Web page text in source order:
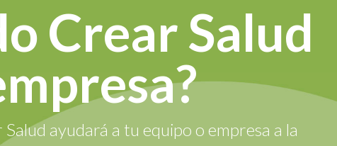
Crear Salud
ayudará a tu equipo o empresa a la